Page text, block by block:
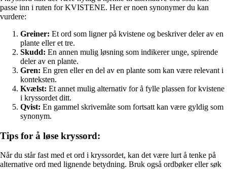
passe inn i ruten for KVISTENE. Her er noen synonymer du kan
vurdere:
Greiner: Et ord som ligner på kvistene og beskriver deler av en
plante eller et tre.
Skudd: En annen mulig løsning som indikerer unge, spirende
deler av en plante.
Gren: En gren eller en del av en plante som kan være relevant i
konteksten.
Kvælst: Et annet mulig alternativ for å fylle plassen for kvistene
i kryssordet ditt.
Qvist: En gammel skrivemåte som fortsatt kan være gyldig som
synonym.
Tips for å løse kryssord:
Når du står fast med et ord i kryssordet, kan det være lurt å tenke på
alternative ord med lignende betydning. Bruk også ordbøker eller søk